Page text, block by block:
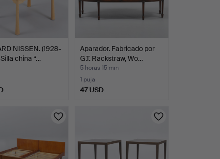
NISSEN. (1928-
china “…
Aparador. Fabricado por
G.T. Rackstraw, Wo…
5 horas 15 min
1 puja
47 USD